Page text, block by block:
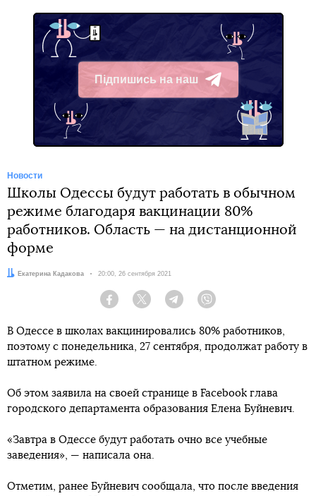
Підпишись на наш
Telegram
Новости
Школы Одессы будут работать в обычном
режиме благодаря вакцинации 80%
работников. Область — на дистанционной
форме
Автор:Екатерина Кадакова Дата:
20:00, 26 сентября 2021
Facebook Twitter Telegram
В Одессе в школах вакцинировались 80% работников,
поэтому с понедельника, 27 сентября, продолжат работу в
штатном режиме.
Об этом заявила на своей странице в Facebook глава
городского департамента образования Елена Буйневич.
«Завтра в Одессе будут работать очно все учебные
заведения», — написала она.
Отметим, ранее Буйневич сообщала, что после введения